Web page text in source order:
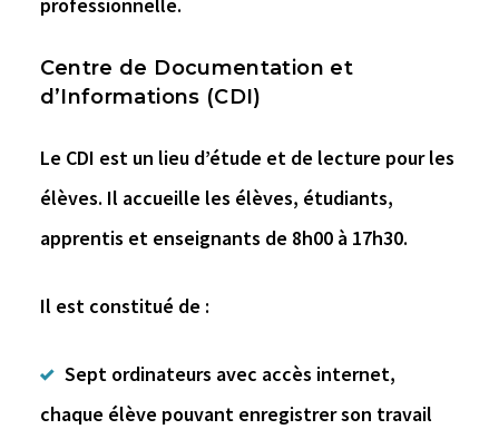
Centre de Documentation et
d’Informations (CDI)
Le CDI est un lieu d’étude et de lecture pour les
élèves. Il accueille les élèves, étudiants,
apprentis et enseignants de 8h00 à 17h30.
Il est constitué de :
Sept ordinateurs avec accès internet,
chaque élève pouvant enregistrer son travail